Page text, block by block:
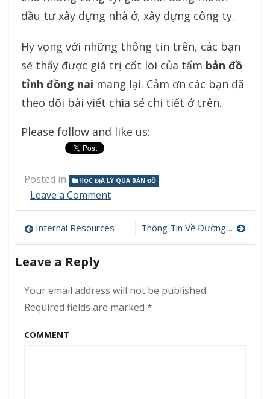
đầu tư xây dựng nhà ở, xây dựng công ty.
Hy vọng với những thông tin trên, các bạn
sẽ thấy được giá trị cốt lõi của tấm bản đồ
tỉnh đồng nai mang lại. Cảm ơn các bạn đã
theo dõi bài viết chia sẻ chi tiết ở trên.
Please follow and like us:
Posted in HỌC ĐỊA LÝ QUA BẢN ĐỒ
Leave a Comment
Phân
Địa
Lý
Qua
Bản
Post
navigation
Internal Resources Thông Tin Về Đường Xá Trên Bản Đồ Tân Bình TP Hồ Chí Minh
Leave a Reply
Your email address will not be published.
Required fields are marked *
COMMENT